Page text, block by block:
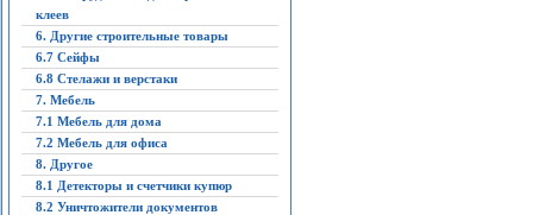
клеев
6. Другие строительные товары
6.7 Сейфы
6.8 Стелажи и верстаки
7. Мебель
7.1 Мебель для дома
7.2 Мебель для офиса
8. Другое
8.1 Детекторы и счетчики купюр
8.2 Уничтожители документов